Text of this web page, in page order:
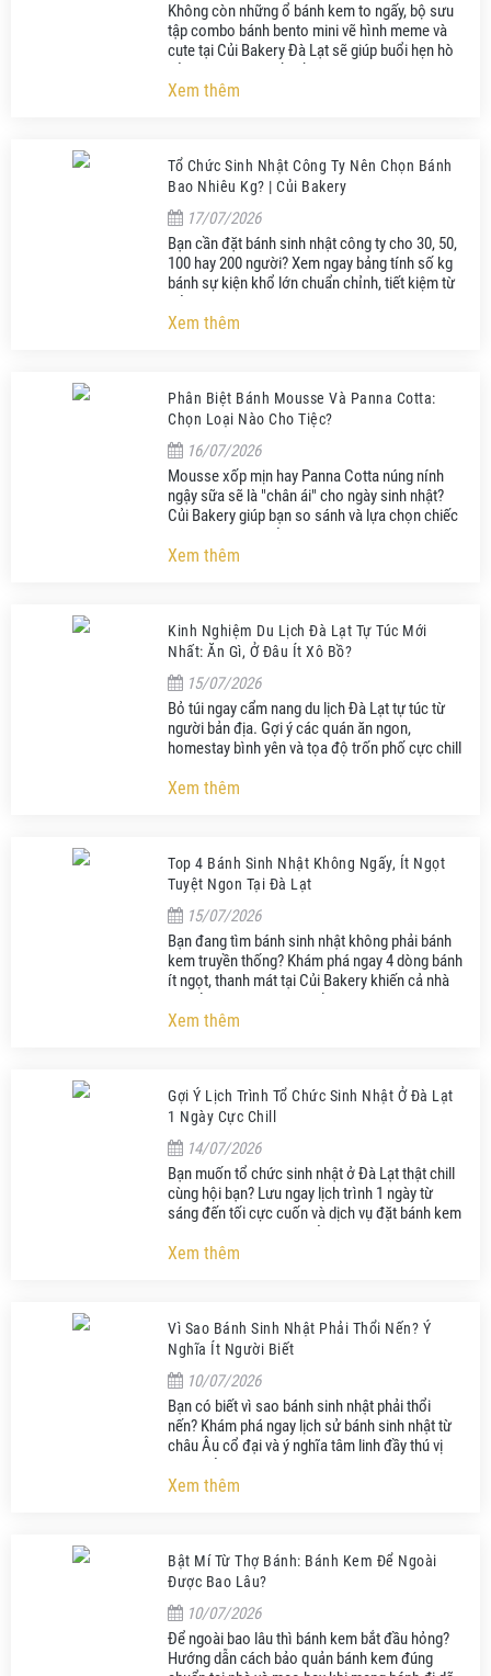
Không còn những ổ bánh kem to ngấy, bộ sưu
tập combo bánh bento mini vẽ hình meme và
cute tại Củi Bakery Đà Lạt sẽ giúp buổi hẹn hò
của 2 bạn thêm phần lầy lội, ngọt ngào.
Xem thêm
Tổ Chức Sinh Nhật Công Ty Nên Chọn Bánh
Bao Nhiêu Kg? | Củi Bakery
17/07/2026
Bạn cần đặt bánh sinh nhật công ty cho 30, 50,
100 hay 200 người? Xem ngay bảng tính số kg
bánh sự kiện khổ lớn chuẩn chỉnh, tiết kiệm từ
Củi Bakery Đà Lạt.
Xem thêm
Phân Biệt Bánh Mousse Và Panna Cotta:
Chọn Loại Nào Cho Tiệc?
16/07/2026
Mousse xốp mịn hay Panna Cotta núng nính
ngậy sữa sẽ là "chân ái" cho ngày sinh nhật?
Củi Bakery giúp bạn so sánh và lựa chọn chiếc
bánh đúng gu nhất.
Xem thêm
Kinh Nghiệm Du Lịch Đà Lạt Tự Túc Mới
Nhất: Ăn Gì, Ở Đâu Ít Xô Bồ?
15/07/2026
Bỏ túi ngay cẩm nang du lịch Đà Lạt tự túc từ
người bản địa. Gợi ý các quán ăn ngon,
homestay bình yên và tọa độ trốn phố cực chill
Xem thêm
Top 4 Bánh Sinh Nhật Không Ngấy, Ít Ngọt
Tuyệt Ngon Tại Đà Lạt
15/07/2026
Bạn đang tìm bánh sinh nhật không phải bánh
kem truyền thống? Khám phá ngay 4 dòng bánh
ít ngọt, thanh mát tại Củi Bakery khiến cả nhà
ăn hết không dư một miếng!
Xem thêm
Gợi Ý Lịch Trình Tổ Chức Sinh Nhật Ở Đà Lạt
1 Ngày Cực Chill
14/07/2026
Bạn muốn tổ chức sinh nhật ở Đà Lạt thật chill
cùng hội bạn? Lưu ngay lịch trình 1 ngày từ
sáng đến tối cực cuốn và dịch vụ đặt bánh kem
Đà Lạt giao tận nơi từ Củi Bakery!
Xem thêm
Vì Sao Bánh Sinh Nhật Phải Thổi Nến? Ý
Nghĩa Ít Người Biết
10/07/2026
Bạn có biết vì sao bánh sinh nhật phải thổi
nến? Khám phá ngay lịch sử bánh sinh nhật từ
châu Âu cổ đại và ý nghĩa tâm linh đầy thú vị
cùng Củi Bakery Đà Lạt!
Xem thêm
Bật Mí Từ Thợ Bánh: Bánh Kem Để Ngoài
Được Bao Lâu?
10/07/2026
Để ngoài bao lâu thì bánh kem bắt đầu hỏng?
Hướng dẫn cách bảo quản bánh kem đúng